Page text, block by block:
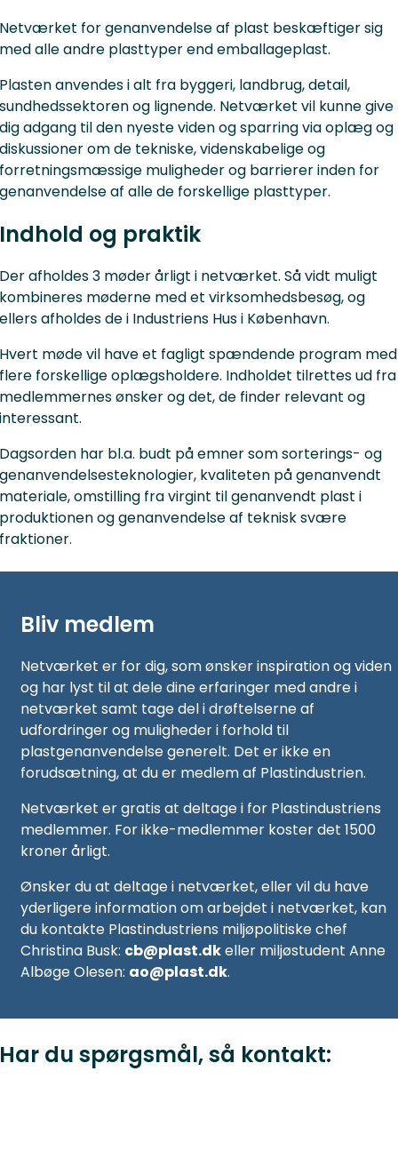
Netværket for genanvendelse af plast beskæftiger sig
med alle andre plasttyper end emballageplast.
Plasten anvendes i alt fra byggeri, landbrug, detail,
sundhedssektoren og lignende. Netværket vil kunne give
dig adgang til den nyeste viden og sparring via oplæg og
diskussioner om de tekniske, videnskabelige og
forretningsmæssige muligheder og barrierer inden for
genanvendelse af alle de forskellige plasttyper.
Indhold og praktik
Der afholdes 3 møder årligt i netværket. Så vidt muligt
kombineres møderne med et virksomhedsbesøg, og
ellers afholdes de i Industriens Hus i København.
Hvert møde vil have et fagligt spændende program med
flere forskellige oplægsholdere. Indholdet tilrettes ud fra
medlemmernes ønsker og det, de finder relevant og
interessant.
Dagsorden har bl.a. budt på emner som sorterings- og
genanvendelsesteknologier, kvaliteten på genanvendt
materiale, omstilling fra virgint til genanvendt plast i
produktionen og genanvendelse af teknisk svære
fraktioner.
Bliv medlem
Netværket er for dig, som ønsker inspiration og viden
og har lyst til at dele dine erfaringer med andre i
netværket samt tage del i drøftelserne af
udfordringer og muligheder i forhold til
plastgenanvendelse generelt. Det er ikke en
forudsætning, at du er medlem af Plastindustrien.
Netværket er gratis at deltage i for Plastindustriens
medlemmer. For ikke-medlemmer koster det 1500
kroner årligt.
Ønsker du at deltage i netværket, eller vil du have
yderligere information om arbejdet i netværket, kan
du kontakte Plastindustriens miljøpolitiske chef
Christina Busk: cb@plast.dkeller miljøstudent Anne
Albøge Olesen: ao@plast.dk.
Har du spørgsmål, så kontakt: